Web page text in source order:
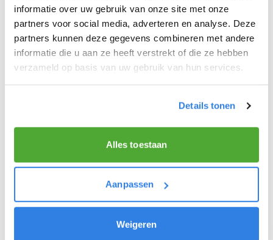
informatie over uw gebruik van onze site met onze
partners voor social media, adverteren en analyse. Deze
partners kunnen deze gegevens combineren met andere
informatie die u aan ze heeft verstrekt of die ze hebben
verzameld op basis van uw gebruik van hun services.
Details tonen
Alles toestaan
Aanpassen
Weigeren
We hope you can get started soon and wish you
the best of luck! 🚴‍♂️💨